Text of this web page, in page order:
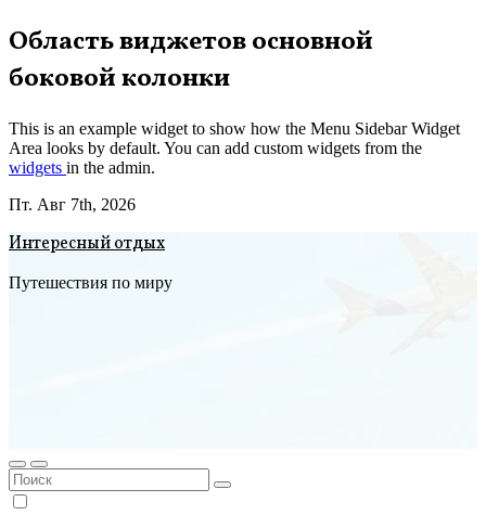
Перейти
к
содержимому
Область виджетов основной
боковой колонки
This is an example widget to show how the Menu Sidebar Widget
Area looks by default. You can add custom widgets from the
widgets in the admin.
Пт. Авг 7th, 2026
Интересный отдых
Путешествия по миру